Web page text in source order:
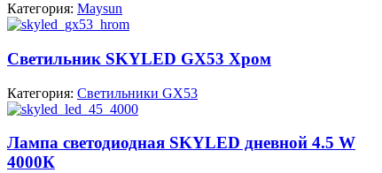
Категория: Maysun
Светильник SKYLED GX53 Хром
Категория: Светильники GX53
Лампа светодиодная SKYLED дневной 4.5 W
4000К